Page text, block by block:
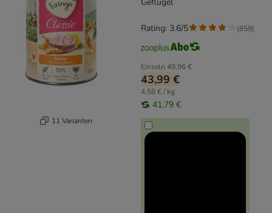
11 Varianten
Einzeln 49,96 €
43,99 €
4,58 € / kg
41,79 €
Rating: 3.6/5 (859)